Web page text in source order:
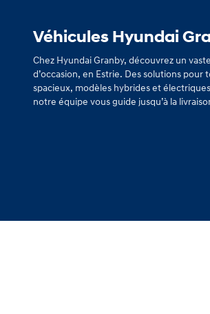
Véhicules Hyundai
Chez Hyundai Granby, découvrez un
d’occasion, en Estrie. Des solutions
spacieux, modèles hybrides et
notre équipe vous guide jusqu’à la